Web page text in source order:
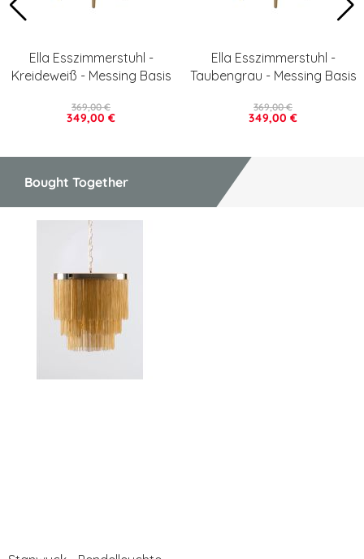
Ella Esszimmerstuhl -
Kreideweiß - Messing Basis
349,00 €
369,00 €
Ella Esszimmerstuhl -
Taubengrau - Messing Basis
349,00 €
369,00 €
Bought Together